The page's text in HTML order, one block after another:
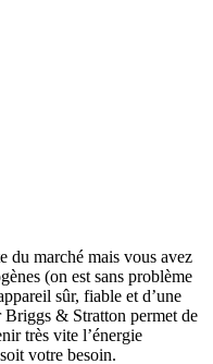
du marché mais vous avez
(on est sans problème
sûr, fiable et d’une
& Stratton permet de
très vite l’énergie
votre besoin.